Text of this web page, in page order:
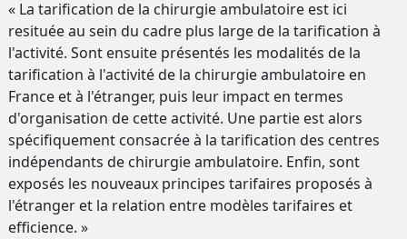
« La tarification de la chirurgie ambulatoire est ici
resituée au sein du cadre plus large de la tarification à
l'activité. Sont ensuite présentés les modalités de la
tarification à l'activité de la chirurgie ambulatoire en
France et à l'étranger, puis leur impact en termes
d'organisation de cette activité. Une partie est alors
spécifiquement consacrée à la tarification des centres
indépendants de chirurgie ambulatoire. Enfin, sont
exposés les nouveaux principes tarifaires proposés à
l'étranger et la relation entre modèles tarifaires et
efficience. »